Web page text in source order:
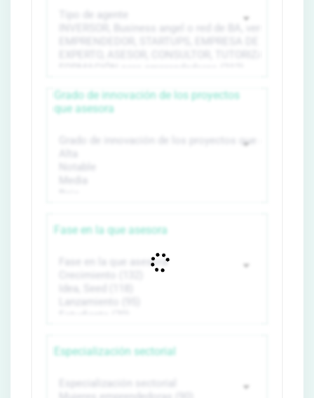
Grado de innovación de los proyectos
que asesora
Fase en la que asesora
Especialización sectorial